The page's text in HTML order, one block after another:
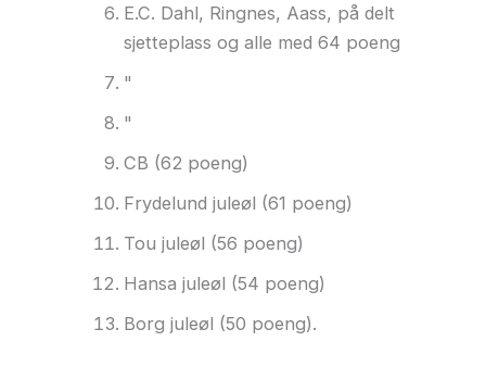
E.C. Dahl, Ringnes, Aass, på delt
sjetteplass og alle med 64 poeng
"
"
CB (62 poeng)
Frydelund juleøl (61 poeng)
Tou juleøl (56 poeng)
Hansa juleøl (54 poeng)
Borg juleøl (50 poeng).